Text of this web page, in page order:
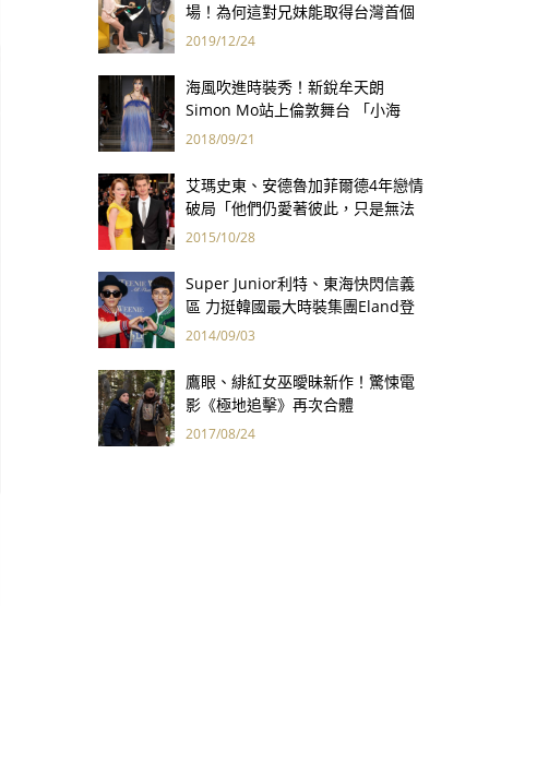
場！為何這對兄妹能取得台灣首個
樂高授權營運商資格？
2019/12/24
海風吹進時裝秀！新銳牟天朗
Simon Mo站上倫敦舞台 「小海
馬」照片激發靈感
2018/09/21
艾瑪史東、安德魯加菲爾德4年戀情
破局「他們仍愛著彼此，只是無法
繼續在一起了」
2015/10/28
Super Junior利特、東海快閃信義
區 力挺韓國最大時裝集團Eland登
台
2014/09/03
鷹眼、緋紅女巫曖昧新作！驚悚電
影《極地追擊》再次合體
2017/08/24